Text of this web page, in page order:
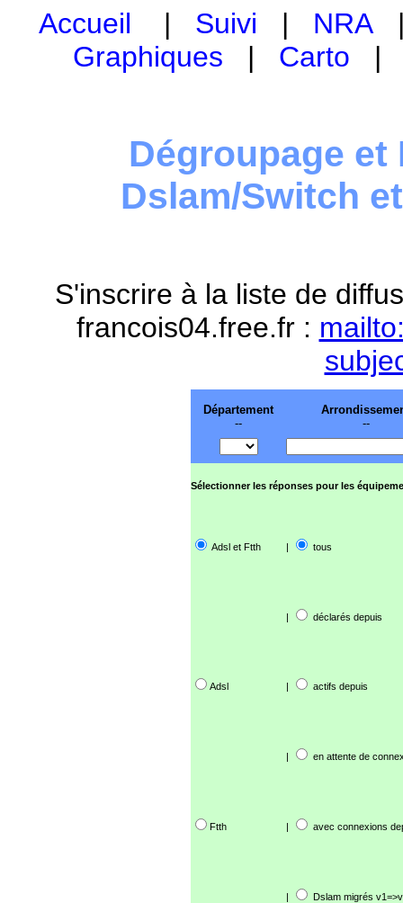
Accueil | Suivi | NRA
Graphiques | Carto
Dégroupage et
Dslam/Switch
S'inscrire à la liste de
francois04.free.fr :
Département
--
--
Sélectionner les réponses pour les
Adsl et Ftth | tous
| déclarés depuis
Adsl | actifs depuis
| en attente de
Ftth | avec connexions
| Dslam migrés